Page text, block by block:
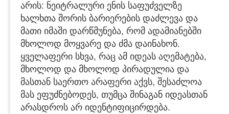
არის: ნეიტრალური ენის საფუძველზე
ხალხთა შორის ბარიერების დაძლევა და
მათი იმაში დარწმუნება, რომ ადამიანებში
მხოლოდ მოყვარე და ძმა დაინახონ.
ყველაფერი სხვა, რაც ამ იდეას აღემატება,
მხოლოდ და მხოლოდ პირადულია და
მასთან საერთო არაფერი აქვს, შესაძლოა
მას ეფუძნებოდეს, თუმცა შინაგან იდეასთან
არასდროს არ იდენტიფიცირდება.